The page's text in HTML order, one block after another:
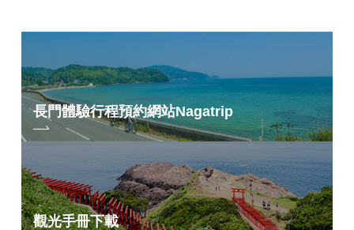
長門體驗行程預約網站Nagatrip
觀光手冊下載